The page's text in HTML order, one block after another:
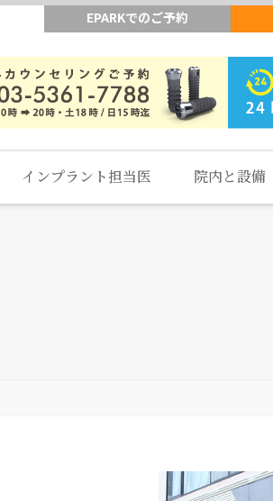
EPARKでのご予約
インプラント担当医 院内と設備